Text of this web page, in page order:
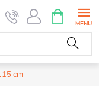
KOŠÍK
cm